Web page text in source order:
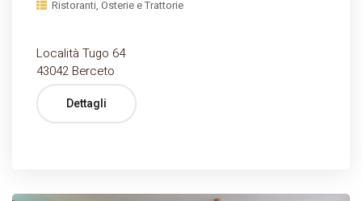
Ristoranti, Osterie e Trattorie
Località Tugo 64
43042 Berceto
Dettagli